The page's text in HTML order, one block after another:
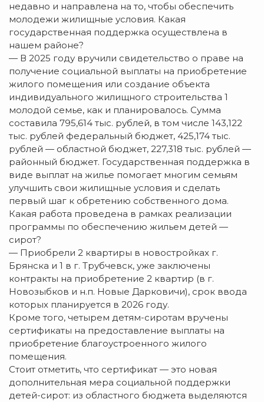
недавно и направлена на то, чтобы обеспечить
молодежи жилищные условия. Какая
государственная поддержка осуществлена в
нашем районе?
— В 2025 году вручили свидетельство о праве на
получение социальной выплаты на приобретение
жилого помещения или создание объекта
индивидуального жилищного строительства 1
молодой семье, как и планировалось. Сумма
составила 795,614 тыс. рублей, в том числе 143,122
тыс. рублей федеральный бюджет, 425,174 тыс.
рублей — областной бюджет, 227,318 тыс. рублей —
районный бюджет. Государственная поддержка в
виде выплат на жилье помогает многим семьям
улучшить свои жилищные условия и сделать
первый шаг к обретению собственного дома.
Какая работа проведена в рамках реализации
программы по обеспечению жильем детей —
сирот?
— Приобрели 2 квартиры в новостройках г.
Брянска и 1 в г. Трубчевск, уже заключены
контракты на приобретение 2 квартир (в г.
Новозыбков и н.п. Новые Дарковичи), срок ввода
которых планируется в 2026 году.
Кроме того, четырем детям-сиротам вручены
сертификаты на предоставление выплаты на
приобретение благоустроенного жилого
помещения.
Стоит отметить, что сертификат — это новая
дополнительная мера социальной поддержки
детей-сирот: из областного бюджета выделяются